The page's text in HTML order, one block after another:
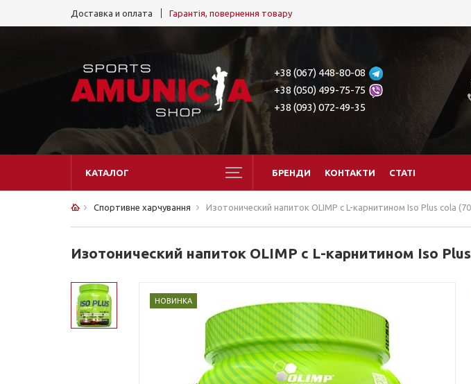
Доставка и оплата Гарантія, повернення товару
+38 (067) 448-80-08
+38 (050) 499-75-75
+38 (093) 072-49-35
КАТАЛОГ БРЕНДИ КОНТАКТИ СТАТІ
Спортивне харчування Изотонический напиток OLIMP с L-карнитином Iso Plus cola
Изотонический напиток OLIMP с L-карнитином Iso
НОВИНКА